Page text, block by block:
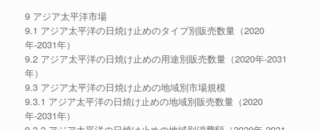
9 アジア太平洋市場
9.1 アジア太平洋の日焼け止めのタイプ別販売数量（2020
年-2031年）
9.2 アジア太平洋の日焼け止めの用途別販売数量（2020年-2031
年）
9.3 アジア太平洋の日焼け止めの地域別市場規模
9.3.1 アジア太平洋の日焼け止めの地域別販売数量（2020
年-2031年）